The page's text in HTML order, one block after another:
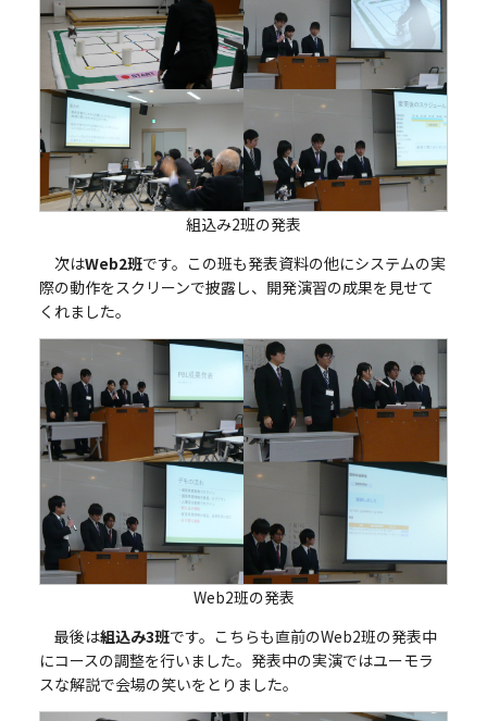
組込み2班の発表
次はWeb2班です。この班も発表資料の他にシステムの実
際の動作をスクリーンで披露し、開発演習の成果を見せて
くれました。
Web2班の発表
最後は組込み3班です。こちらも直前のWeb2班の発表中
にコースの調整を行いました。発表中の実演ではユーモラ
スな解説で会場の笑いをとりました。